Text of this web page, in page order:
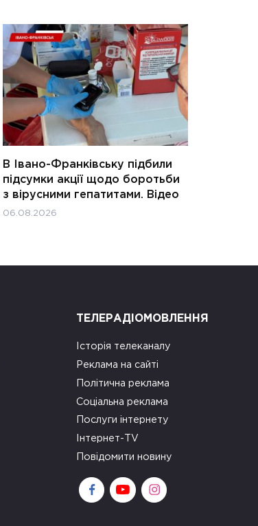
В Івано-Франківську підбили
підсумки акції щодо боротьби
з вірусними гепатитами. Відео
06.08.2026
ТЕЛЕРАДІОМОВЛЕННЯ
Історія телеканалу
Реклама на сайті
Політична реклама
Соціальна реклама
Послуги інтернету
Інтернет-TV
Повідомити новину